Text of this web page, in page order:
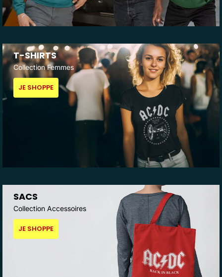
T-SHIRTS
Collection Femmes
JE SHOPPE
SACS
Collection Accessoires
JE SHOPPE